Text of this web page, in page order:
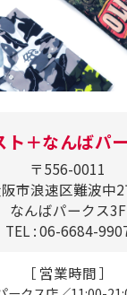
ト＋なんばパ
〒556-0011
市浪速区難波中
なんばパークス3F
TEL : 06-6684-
［ 営業時間 ］